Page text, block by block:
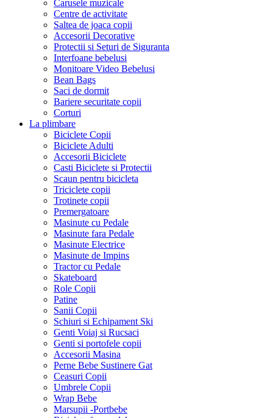
Carusele muzicale
Centre de activitate
Saltea de joaca copii
Accesorii Decorative
Protectii si Seturi de Siguranta
Interfoane bebelusi
Monitoare Video Bebelusi
Bean Bags
Saci de dormit
Bariere securitate copii
Corturi
La plimbare
Biciclete Copii
Biciclete Adulti
Accesorii Biciclete
Casti Biciclete si Protectii
Scaun pentru bicicleta
Triciclete copii
Trotinete copii
Premergatoare
Masinute cu Pedale
Masinute fara Pedale
Masinute Electrice
Masinute de Impins
Tractor cu Pedale
Skateboard
Role Copii
Patine
Sanii Copii
Schiuri si Echipament Ski
Genti Voiaj si Rucsaci
Genti si portofele copii
Accesorii Masina
Perne Bebe Sustinere Gat
Ceasuri Copii
Umbrele Copii
Wrap Bebe
Marsupii -Portbebe